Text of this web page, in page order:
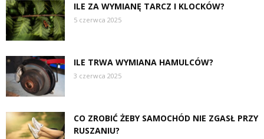
ILE ZA WYMIANĘ TARCZ I KLOCKÓW?
5 czerwca 2025
ILE TRWA WYMIANA HAMULCÓW?
3 czerwca 2025
CO ZROBIĆ ŻEBY SAMOCHÓD NIE ZGASŁ PRZY
RUSZANIU?